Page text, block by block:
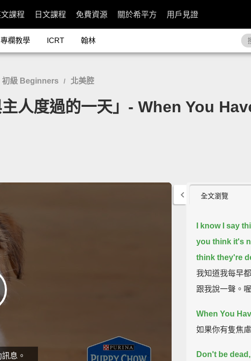
課程 日文課程 免費資源 關於希平方 用戶見證
專欄教學 ICRT 翰林
初級 Beginners / 北美腔
人度過的一天」- When You
息。
全文瀏覽
I know I say
you think it's
think they're
我知道我每早
跟我說一聲。
When You
如果你有隻焦
Don't be